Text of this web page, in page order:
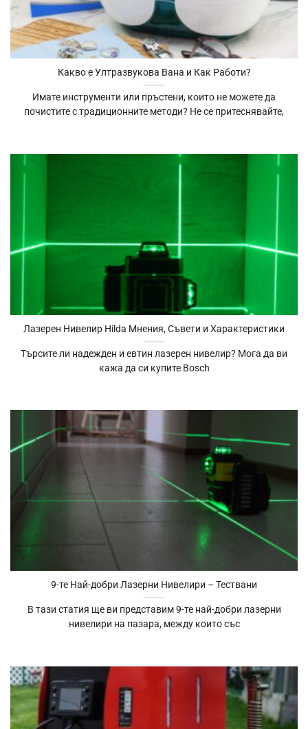
Какво е Ултразвукова Вана и Как Работи?
Имате инструменти или пръстени, които не можете да
почистите с традиционните методи? Не се притеснявайте,
Лазерен Нивелир Hilda Мнения, Съвети и Характеристики
Търсите ли надежден и евтин лазерен нивелир? Мога да ви
кажа да си купите Bosch
9-те Най-добри Лазерни Нивелири – Тествани
В тази статия ще ви представим 9-те най-добри лазерни
нивелири на пазара, между които със